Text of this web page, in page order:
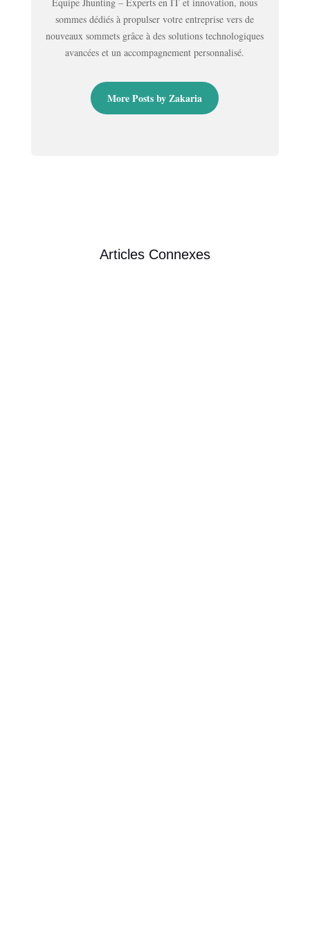
Équipe Jhunting – Experts en IT et innovation, nous
sommes dédiés à propulser votre entreprise vers de
nouveaux sommets grâce à des solutions technologiques
avancées et un accompagnement personnalisé.
More Posts by Zakaria
Articles Connexes